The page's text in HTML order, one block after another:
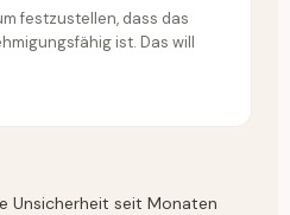
festzustellen, dass das
ist. Das will
Unsicherheit seit Monaten